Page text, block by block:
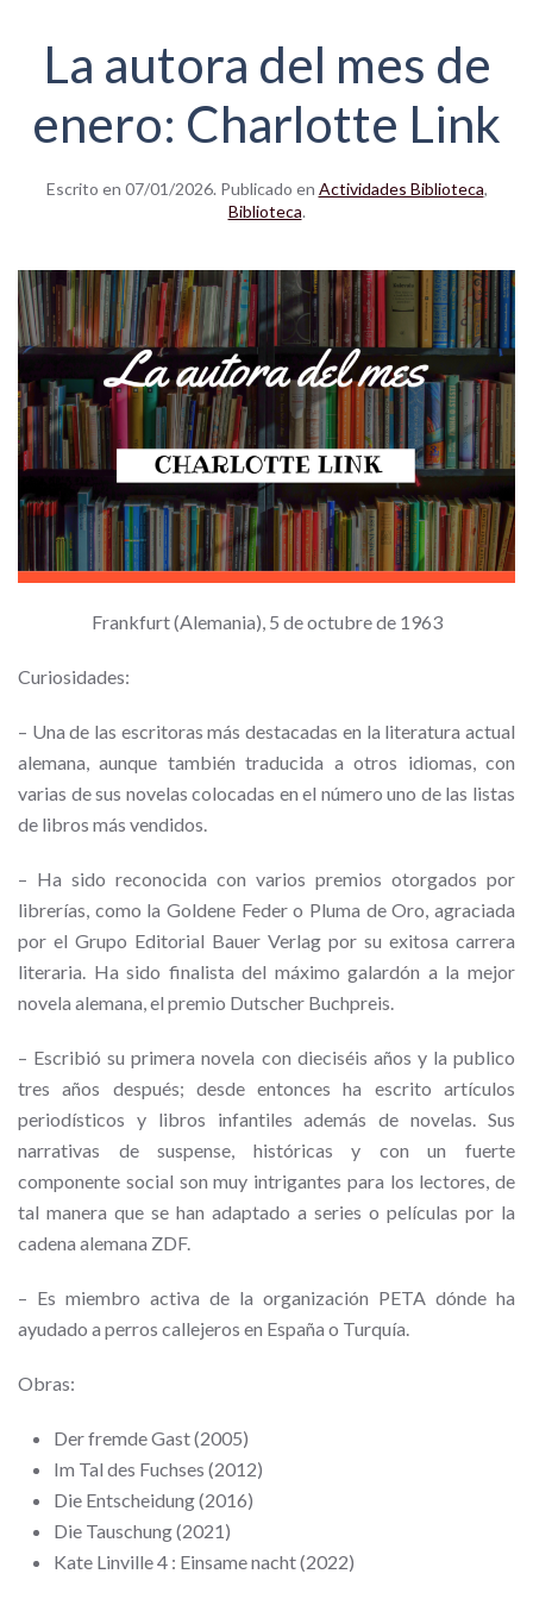
La autora del mes de
enero: Charlotte Link
Escrito en 07/01/2026. Publicado en Actividades Biblioteca,
Biblioteca.
Frankfurt (Alemania), 5 de octubre de 1963
Curiosidades:
– Una de las escritoras más destacadas en la literatura actual
alemana, aunque también traducida a otros idiomas, con
varias de sus novelas colocadas en el número uno de las listas
de libros más vendidos.
– Ha sido reconocida con varios premios otorgados por
librerías, como la Goldene Federo Pluma de Oro, agraciada
por el Grupo Editorial Bauer Verlag por su exitosa carrera
literaria. Ha sido finalista del máximo galardón a la mejor
novela alemana, el premio Dutscher Buchpreis.
– Escribió su primera novela con dieciséis años y la publico
tres años después; desde entonces ha escrito artículos
periodísticos y libros infantiles además de novelas. Sus
narrativas de suspense, históricas y con un fuerte
componente social son muy intrigantes para los lectores, de
tal manera que se han adaptado a series o películas por la
cadena alemana ZDF.
– Es miembro activa de la organización PETA dónde ha
ayudado a perros callejeros en España o Turquía.
Obras:
Der fremde Gast (2005)
Im Tal des Fuchses (2012)
Die Entscheidung (2016)
Die Tauschung (2021)
Kate Linville 4 : Einsame nacht (2022)